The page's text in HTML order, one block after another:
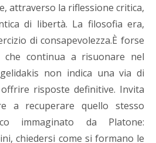
attraverso la riflessione critica,
di libertà. La filosofia era,
di consapevolezza.È forse
che continua a risuonare nel
non indica una via di
risposte definitive. Invita
a recuperare quello stesso
immaginato da Platone:
chiedersi come si formano le